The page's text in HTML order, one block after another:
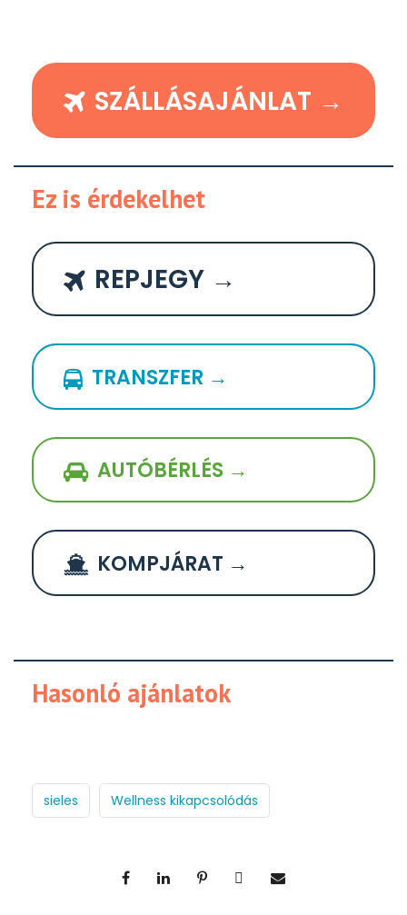
SZÁLLÁSAJÁNLAT →
Ez is érdekelhet
REPJEGY →
TRANSZFER →
AUTÓBÉRLÉS →
KOMPJÁRAT →
Hasonló ajánlatok
sieles Wellness kikapcsolódás